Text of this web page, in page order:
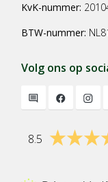
KvK-nummer:
BTW-nummer:
Volg ons op
8.5